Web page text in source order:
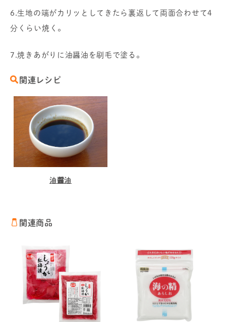
6.生地の端がカリッとしてきたら裏返して両面合わせて4
分くらい焼く。
7.焼きあがりに油醤油を刷毛で塗る。
関連レシピ
油醤油
関連商品